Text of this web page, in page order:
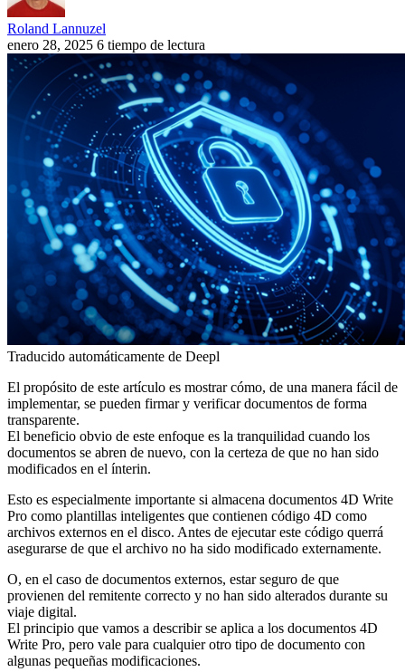
Roland Lannuzel
enero 28, 2025 6 tiempo de lectura
Traducido automáticamente de Deepl
El propósito de este artículo es mostrar cómo, de una manera fácil de
implementar, se pueden firmar y verificar documentos de forma
transparente.
El beneficio obvio de este enfoque es la tranquilidad cuando los
documentos se abren de nuevo, con la certeza de que no han sido
modificados en el ínterin.
Esto es especialmente importante si almacena documentos 4D Write
Pro como plantillas inteligentes que contienen código 4D como
archivos externos en el disco. Antes de ejecutar este código querrá
asegurarse de que el archivo no ha sido modificado externamente.
O, en el caso de documentos externos, estar seguro de que
provienen del remitente correcto y no han sido alterados durante su
viaje digital.
El principio que vamos a describir se aplica a los documentos 4D
Write Pro, pero vale para cualquier otro tipo de documento con
algunas pequeñas modificaciones.